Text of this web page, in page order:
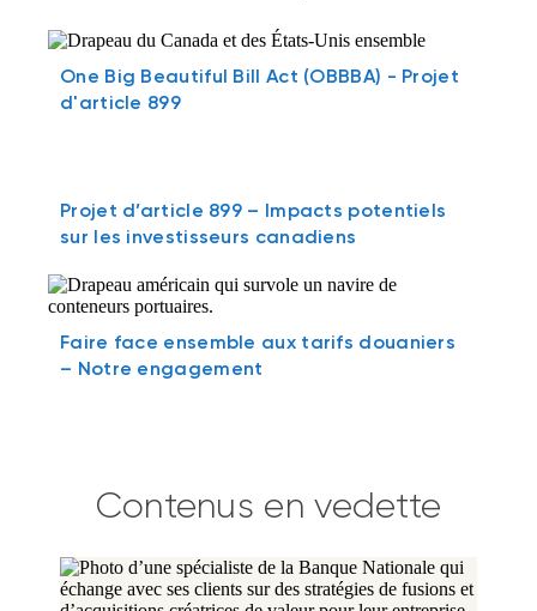
One Big Beautiful Bill Act (OBBBA) - Projet
d'article 899
Projet d’article 899 – Impacts potentiels
sur les investisseurs canadiens
Faire face ensemble aux tarifs douaniers
– Notre engagement
Contenus en vedette